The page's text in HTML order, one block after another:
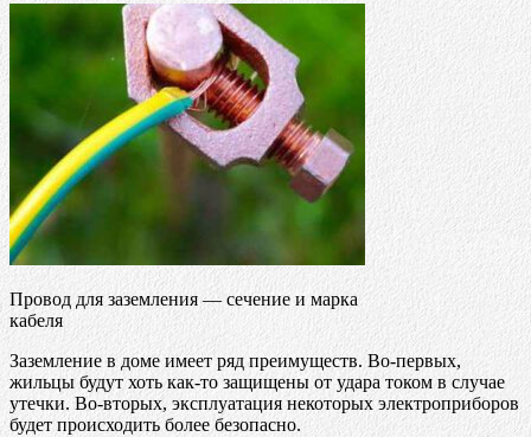
Провод для заземления — сечение и марка
кабеля
Заземление в доме имеет ряд преимуществ. Во-первых,
жильцы будут хоть как-то защищены от удара током в случае
утечки. Во-вторых, эксплуатация некоторых электроприборов
будет происходить более безопасно.